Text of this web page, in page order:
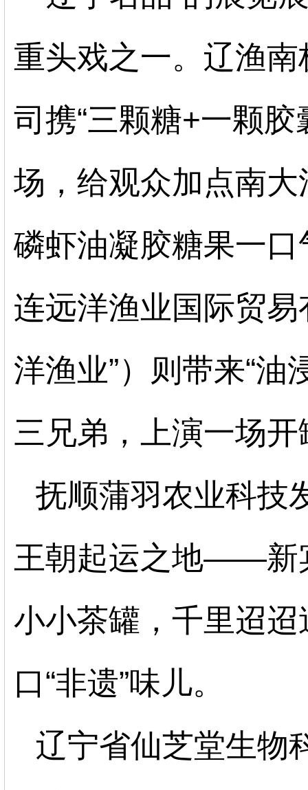
重头戏之一。 辽渔南
司携“三颗糖+一颗胶
场，给观众加点南大
磷虾油凝胶糖果一
连远洋渔业国际贸
洋渔业”）则带来“油
三兄弟，上演一场
抚顺蒲羽农业科技
王朝起运之地——新
小小茶罐，千里迢
口“非遗”味儿。
辽宁省仙芝堂生物